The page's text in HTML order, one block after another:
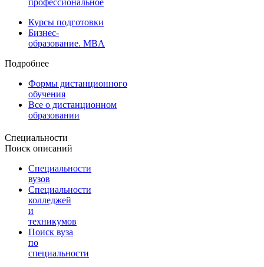
Курсы подготовки
Бизнес-
образование. MBA
Подробнее
Формы дистанционного
обучения
Все о дистанционном
образовании
Специальности
Поиск описаний
Специальности
вузов
Специальности
колледжей
и
техникумов
Поиск вуза
по
специальности